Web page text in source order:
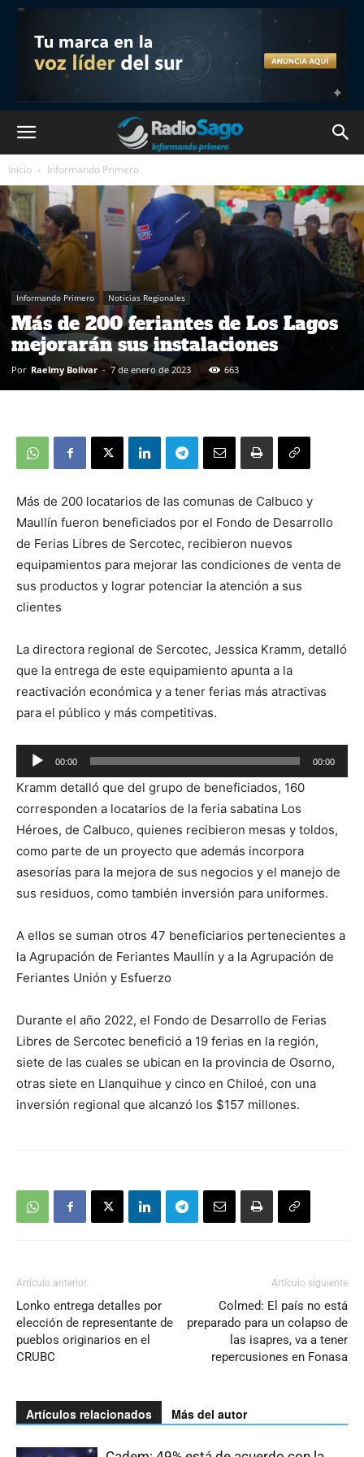
Inicio Informando Primero
Informando Primero Noticias Regionales
Más de 200 feriantes de Los Lagos
mejorarán sus instalaciones
Por Raelmy Bolivar - 7 de enero de 2023 663
Más de 200 locatarios de las comunas de Calbuco y
Maullín fueron beneficiados por el Fondo de Desarrollo
de Ferias Libres de Sercotec, recibieron nuevos
equipamientos para mejorar las condiciones de venta de
sus productos y lograr potenciar la atención a sus
clientes
La directora regional de Sercotec, Jessica Kramm, detalló
que la entrega de este equipamiento apunta a la
reactivación económica y a tener ferias más atractivas
para el público y más competitivas.
Reproductor
de
audio
00:00 00:00
Kramm detalló que del grupo de beneficiados, 160
corresponden a locatarios de la feria sabatina Los
Héroes, de Calbuco, quienes recibieron mesas y toldos,
como parte de un proyecto que además incorpora
asesorías para la mejora de sus negocios y el manejo de
sus residuos, como también inversión para uniformes.
A ellos se suman otros 47 beneficiarios pertenecientes a
la Agrupación de Feriantes Maullín y a la Agrupación de
Feriantes Unión y Esfuerzo
Durante el año 2022, el Fondo de Desarrollo de Ferias
Libres de Sercotec benefició a 19 ferias en la región,
siete de las cuales se ubican en la provincia de Osorno,
otras siete en Llanquihue y cinco en Chiloé, con una
inversión regional que alcanzó los $157 millones.
Artículo anterior
Lonko entrega detalles por
elección de representante de
pueblos originarios en el
CRUBC
Artículo siguiente
Colmed: El país no está
preparado para un colapso de
las isapres, va a tener
repercusiones en Fonasa
Artículos relacionados Más del autor